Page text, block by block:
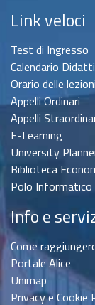
Link veloci
Test di Ingresso
Calendario
Orario delle lezioni
Appelli Ordinari
Appelli
E-Learning
University
Biblioteca
Polo Informatico
Info e
Come
Portale Alice
Unimap
Privacy e Cookie